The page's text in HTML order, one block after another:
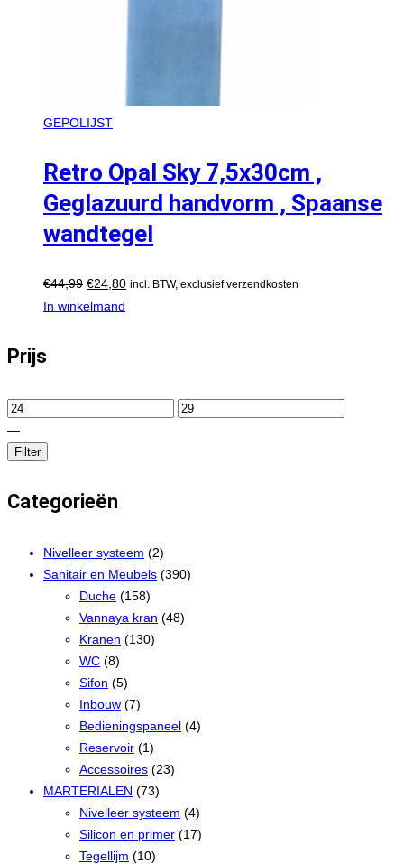
GEPOLIJST
Retro Opal Sky 7,5x30cm ,
Geglazuurd handvorm , Spaanse
wandtegel
€44,99 €24,80 incl. BTW, exclusief verzendkosten
In winkelmand
Prijs
—
Filter
Categorieën
Nivelleer systeem (2)
Sanitair en Meubels (390)
Duche (158)
Vannaya kran (48)
Kranen (130)
WC (8)
Sifon (5)
Inbouw (7)
Bedieningspaneel (4)
Reservoir (1)
Accessoires (23)
MARTERIALEN (73)
Nivelleer systeem (4)
Silicon en primer (17)
Tegellijm (10)